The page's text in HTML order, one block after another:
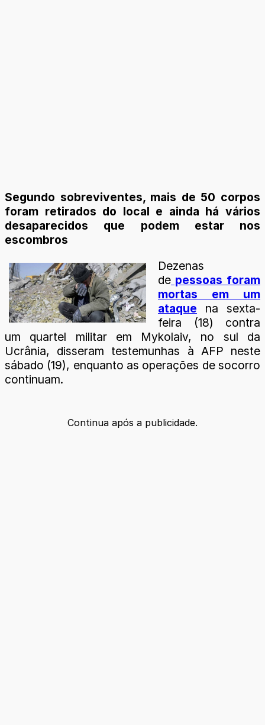
Segundo sobreviventes, mais de 50 corpos
foram retirados do local e ainda há vários
desaparecidos que podem estar nos
escombros
Dezenas
de pessoas foram
mortas em um
ataque na sexta-
feira (18) contra
um quartel militar em Mykolaiv, no sul da
Ucrânia, disseram testemunhas à AFP neste
sábado (19), enquanto as operações de socorro
continuam.
Continua após a publicidade.